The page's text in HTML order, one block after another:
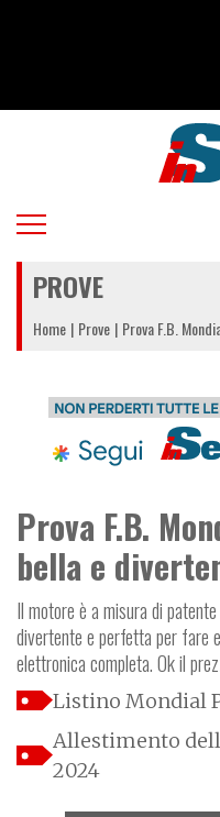
PROVE
Home Prove Prova F.B.
Prova F.B.
bella e
Il motore è a misura di
divertente e perfetta per fare
elettronica completa. Ok il
Listino Mondial
Allestimento
2024